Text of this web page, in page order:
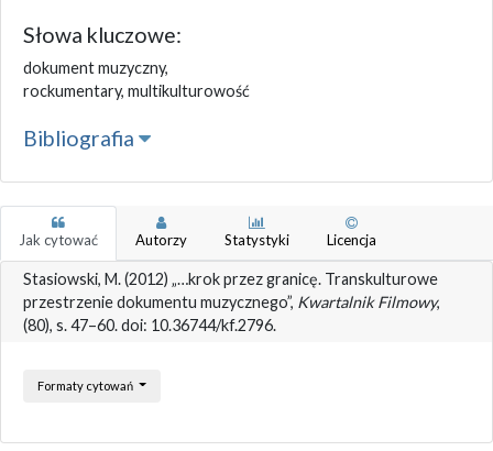
Słowa kluczowe:
dokument muzyczny,
rockumentary, multikulturowość
Bibliografia
Jak cytować Autorzy Statystyki Licencja
Stasiowski, M. (2012) „…krok przez granicę. Transkulturowe
przestrzenie dokumentu muzycznego”, Kwartalnik Filmowy,
(80), s. 47–60. doi: 10.36744/kf.2796.
Formaty cytowań